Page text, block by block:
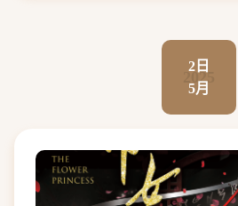
2025
2日
5月